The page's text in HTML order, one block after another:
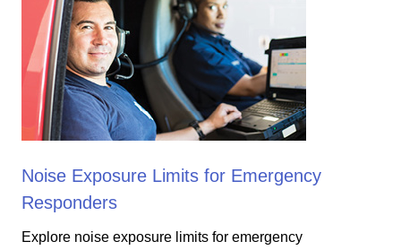
Noise Exposure Limits for Emergency
Responders
Explore noise exposure limits for emergency